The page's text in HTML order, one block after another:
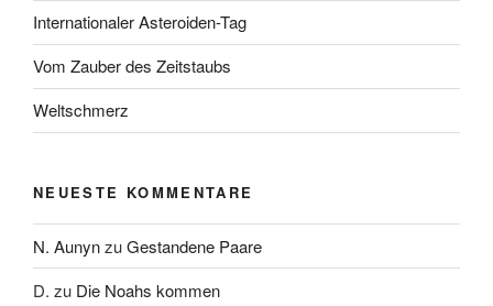
Internationaler Asteroiden-Tag
Vom Zauber des Zeitstaubs
Weltschmerz
NEUESTE KOMMENTARE
N. AunynzuGestandene Paare
D. zu Die Noahs kommen